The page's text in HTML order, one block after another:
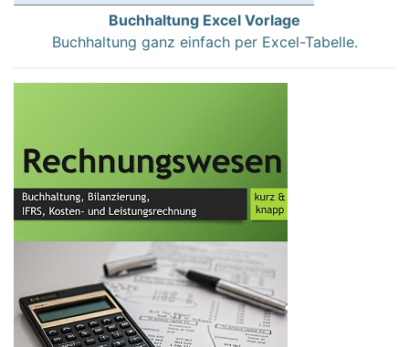
Buchhaltung Excel Vorlage
Buchhaltung ganz einfach per Excel-Tabelle.